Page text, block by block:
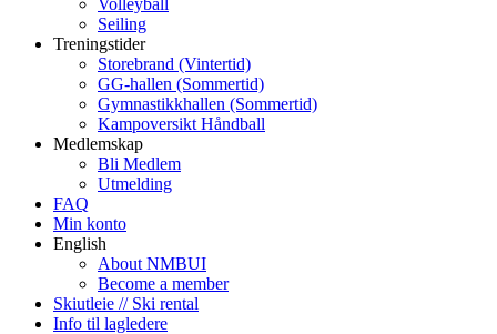
Volleyball
Seiling
Treningstider
Storebrand (Vintertid)
GG-hallen (Sommertid)
Gymnastikkhallen (Sommertid)
Kampoversikt Håndball
Medlemskap
Bli Medlem
Utmelding
FAQ
Min konto
English
About NMBUI
Become a member
Skiutleie // Ski rental
Info til lagledere